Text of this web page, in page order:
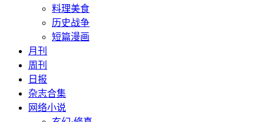
料理美食
历史战争
短篇漫画
月刊
周刊
日报
杂志合集
网络小说